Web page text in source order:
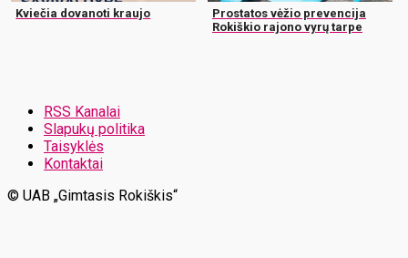
Kviečia dovanoti kraujo
Prostatos vėžio prevencija
Rokiškio rajono vyrų tarpe
RSS Kanalai
Slapukų politika
Taisyklės
Kontaktai
© UAB „Gimtasis Rokiškis“